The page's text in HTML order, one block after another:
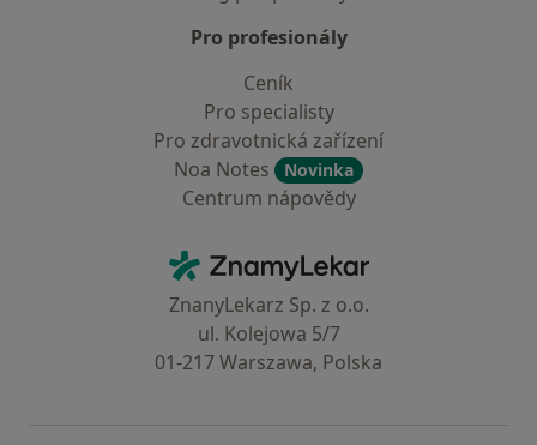
Pro profesionály
Ceník
Pro specialisty
Pro zdravotnická zařízení
Noa Notes
Novinka
Centrum nápovědy
ZnamyLekar - Hlavní stránka
ZnanyLekarz Sp. z o.o.
ul. Kolejowa 5/7
01-217 Warszawa, Polska